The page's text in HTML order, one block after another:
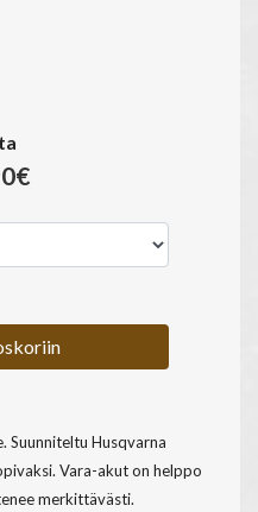
Suunniteltu Husqvarna
Vara-akut on helppo
merkittävästi.